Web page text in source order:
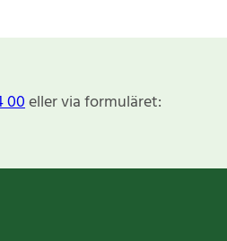
00eller via formuläret: